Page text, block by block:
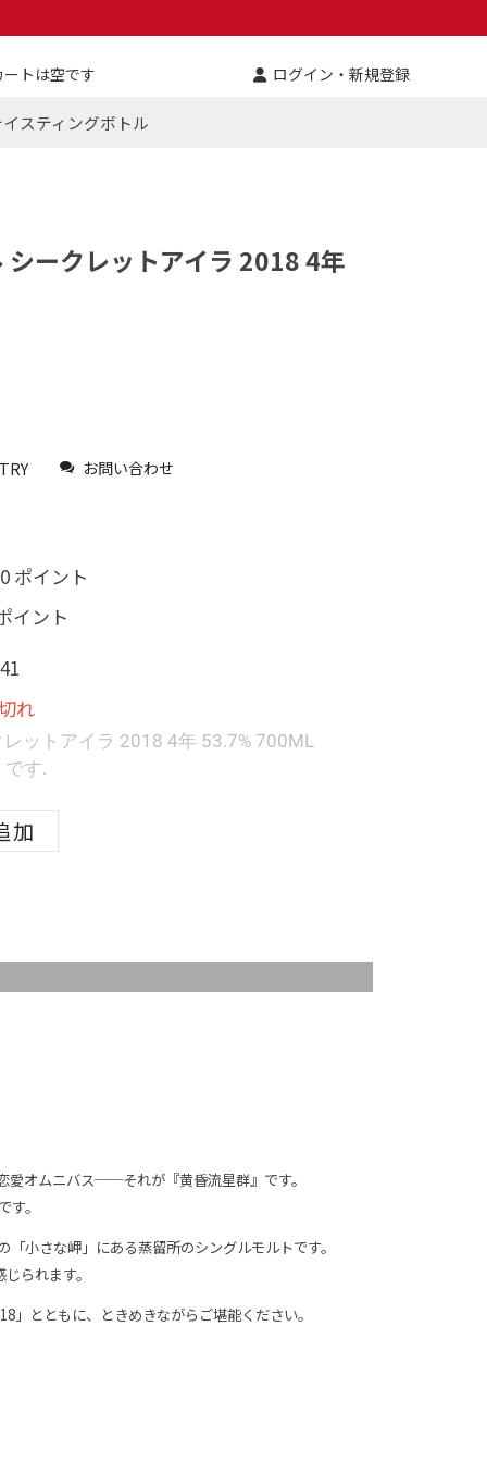
ートは空です ログイン・新規登録
イスティングボトル
シークレットアイラ 2018 4年
お問い合わせ
ポイント
イント
れ
ットアイラ 2018 4年 53.7% 700ML
です.
加
愛オムニバス──それが『黄昏流星群』です。
。
小さな岬」にある蒸留所のシングルモルトです。
られます。
とともに、ときめきながらご堪能ください。